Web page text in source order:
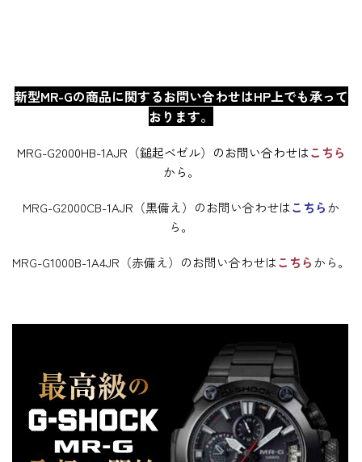
新型MR-Gの商品に関するお問い合わせはHP上でも承って
おります。
MRG-G2000HB-1AJR（鎚起ベゼル）のお問い合わせはこちら
から。
MRG-G2000CB-1AJR（黒備え）のお問い合わせはこちらか
ら。
MRG-G1000B-1A4JR（赤備え）のお問い合わせはこちらから。